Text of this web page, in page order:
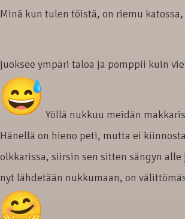
Minä kun tulen töistä, on riemu
juoksee ympäri taloa ja pomppii kuin
Yöllä nukkuu meidän
Hänellä on hieno peti, mutta ei
olkkarissa, siirsin sen sitten sängyn alle
nyt lähdetään nukkumaan, on